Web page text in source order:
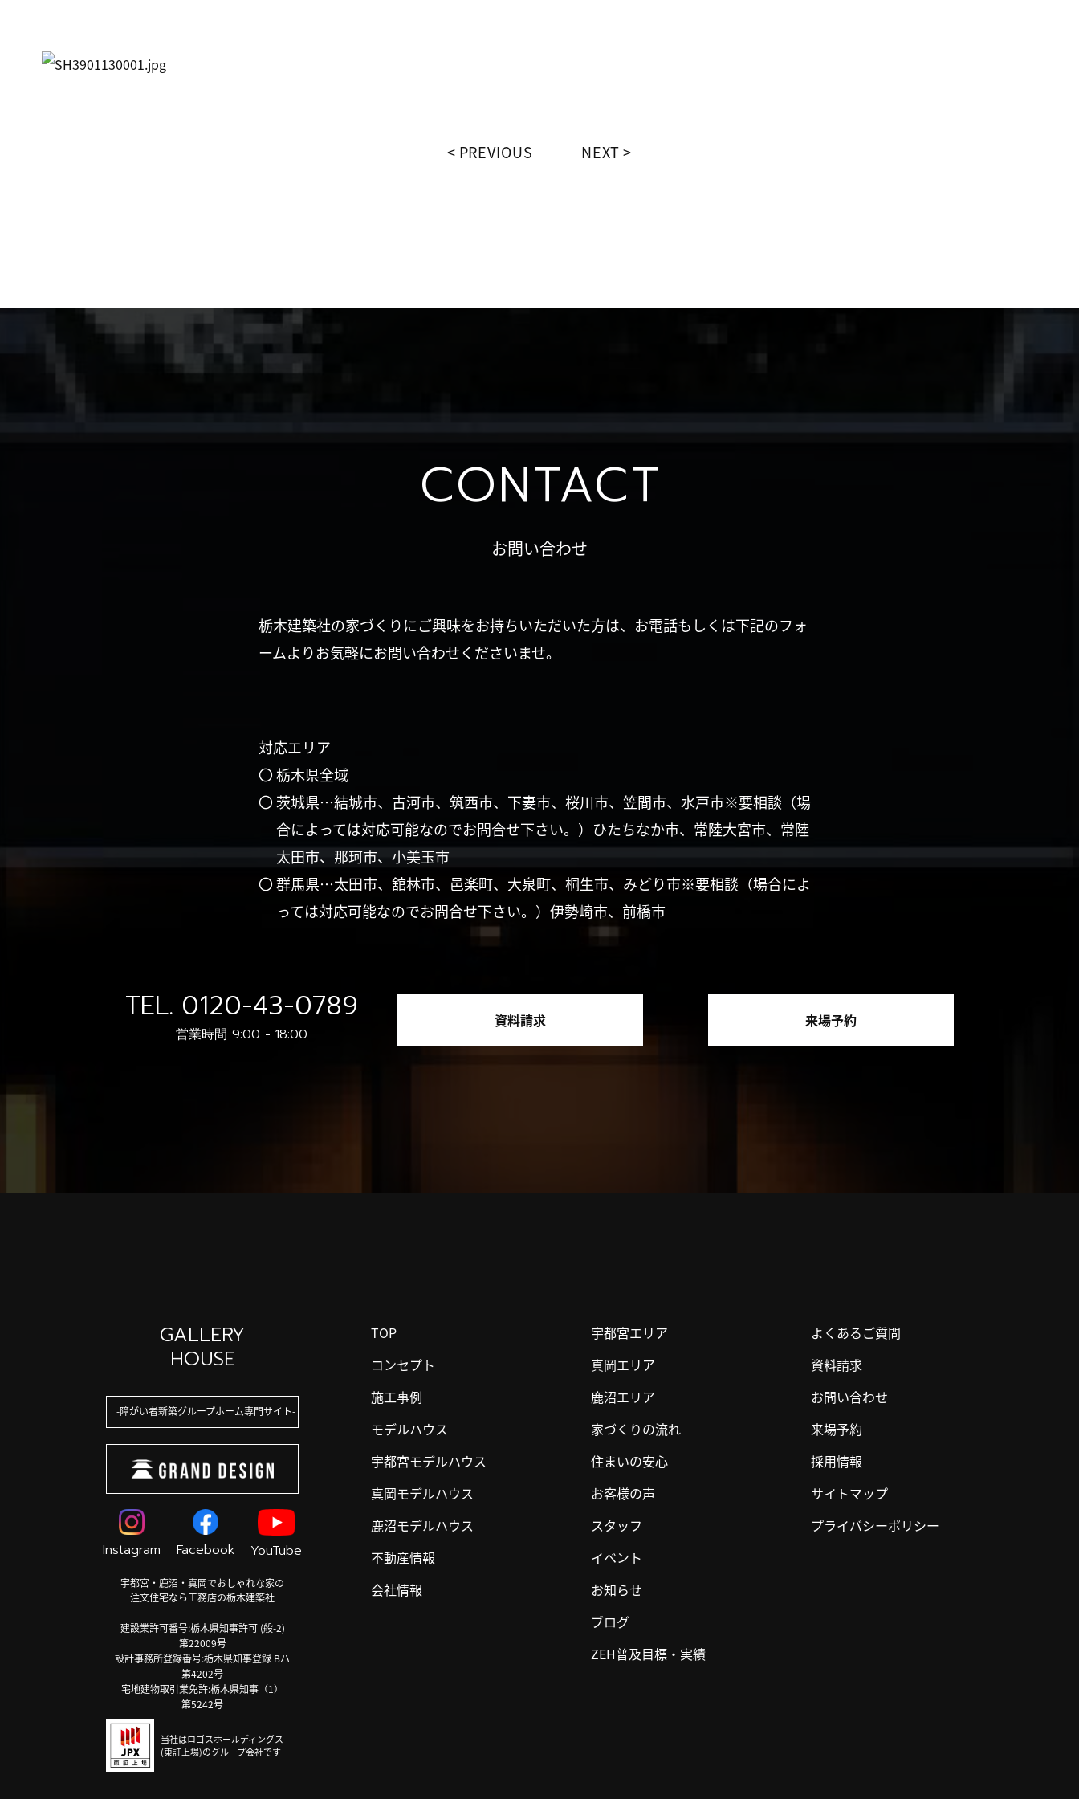
PREVIOUS NEXT
CONTACT
お問い合わせ
栃木建築社の家づくりにご興味をお持ちいただいた方は、お電話もしくは下記のフォ
ームよりお気軽にお問い合わせくださいませ。
対応エリア
〇 栃木県全域
〇 茨城県…結城市、古河市、筑西市、下妻市、桜川市、笠間市、水戸市※要相談（場
合によっては対応可能なのでお問合せ下さい。）ひたちなか市、常陸大宮市、常陸
太田市、那珂市、小美玉市
〇 群馬県…太田市、舘林市、邑楽町、大泉町、桐生市、みどり市※要相談（場合によ
っては対応可能なのでお問合せ下さい。）伊勢崎市、前橋市
TEL. 0120-43-0789
営業時間 9:00 - 18:00
資料請求 来場予約
GALLERY
HOUSE
障がい者新築グループホーム専門サイト
Instagram Facebook YouTube
宇都宮・鹿沼・真岡でおしゃれな家の
注文住宅なら工務店の栃木建築社
建設業許可番号:栃木県知事許可 (般-2)
第22009号
設計事務所登録番号:栃木県知事登録 Bハ
第4202号
宅地建物取引業免許:栃木県知事（1）
第5242号
当社はロゴスホールディングス
(東証上場)のグループ会社です
TOP
コンセプト
施工事例
モデルハウス
宇都宮モデルハウス
真岡モデルハウス
鹿沼モデルハウス
不動産情報
会社情報
宇都宮エリア
真岡エリア
鹿沼エリア
家づくりの流れ
住まいの安心
お客様の声
スタッフ
イベント
お知らせ
ブログ
ZEH普及目標・実績
よくあるご質問
資料請求
お問い合わせ
来場予約
採用情報
サイトマップ
プライバシーポリシー